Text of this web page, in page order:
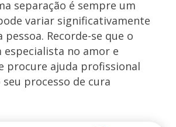
separação é sempre um
variar significativamente
pessoa. Recorde-se que o
especialista no amor e
procure ajuda profissional
processo de cura